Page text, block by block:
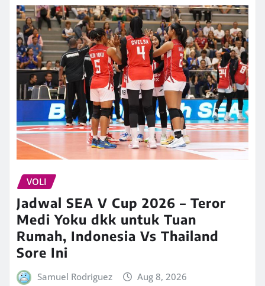
VOLI
Jadwal SEA V Cup 2026 – Teror
Medi Yoku dkk untuk Tuan
Rumah, Indonesia Vs Thailand
Sore Ini
Samuel Rodriguez Aug 8, 2026